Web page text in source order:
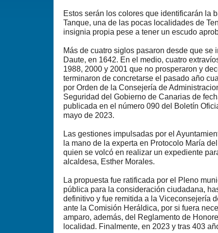
Estos serán los colores que identificarán la
Tanque, una de las pocas localidades de
insignia propia pese a tener un escudo
Más de cuatro siglos pasaron desde que se
Daute, en 1642. En el medio, cuatro
1988, 2000 y 2001 que no prosperaron y
terminaron de concretarse el pasado año
por Orden de la Consejería de
Seguridad del Gobierno de Canarias de
publicada en el número 090 del Boletín
mayo de 2023.
Las gestiones impulsadas por el
la mano de la experta en Protocolo María
quien se volcó en realizar un expediente
alcaldesa, Esther Morales.
La propuesta fue ratificada por el Pleno
pública para la consideración ciudadana,
definitivo y fue remitida a la Viceconsejería
ante la Comisión Heráldica, por si fuera
amparo, además, del Reglamento de
localidad. Finalmente, en 2023 y tras 403